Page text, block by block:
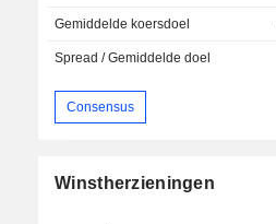
Gemiddelde koersdoel
Spread / Gemiddelde doel
Consensus
Winstherzieningen